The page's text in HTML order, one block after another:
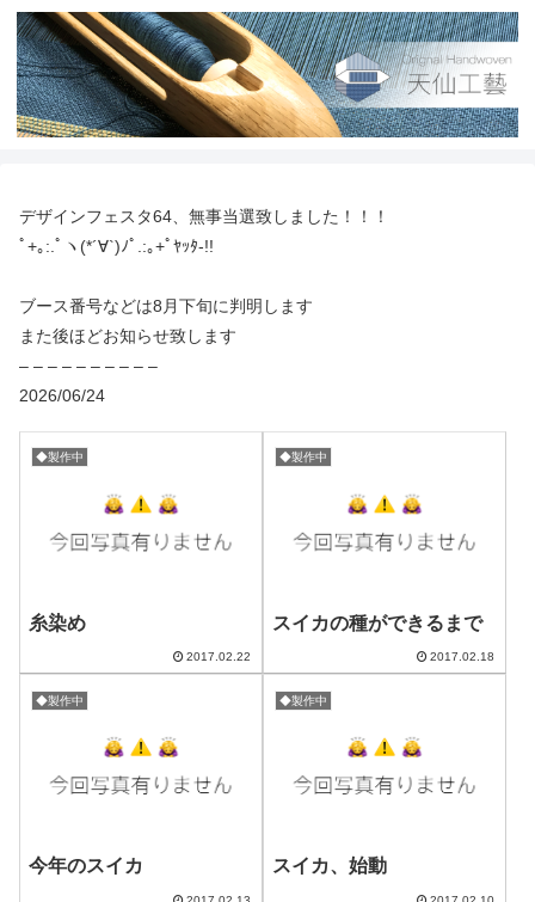
デザインフェスタ64、無事当選致しました！！！
ﾟ+｡:.ﾟヽ(*´∀`)ﾉﾟ.:｡+ﾟﾔｯﾀ-!!
ブース番号などは8月下旬に判明します
また後ほどお知らせ致します
– – – – – – – – – –
2026/06/24
◆製作中
糸染め
2017.02.22
◆製作中
スイカの種ができるまで
2017.02.18
◆製作中
今年のスイカ
◆製作中
スイカ、始動